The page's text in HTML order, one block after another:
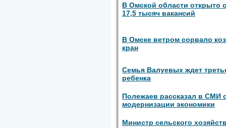
В Омской области открыто
17,5 тысяч вакансий
В Омске ветром сорвало
кран
Семья Валуевых ждет
ребенка
Полежаев рассказал в СМИ
модернизации экономики
Министр сельского